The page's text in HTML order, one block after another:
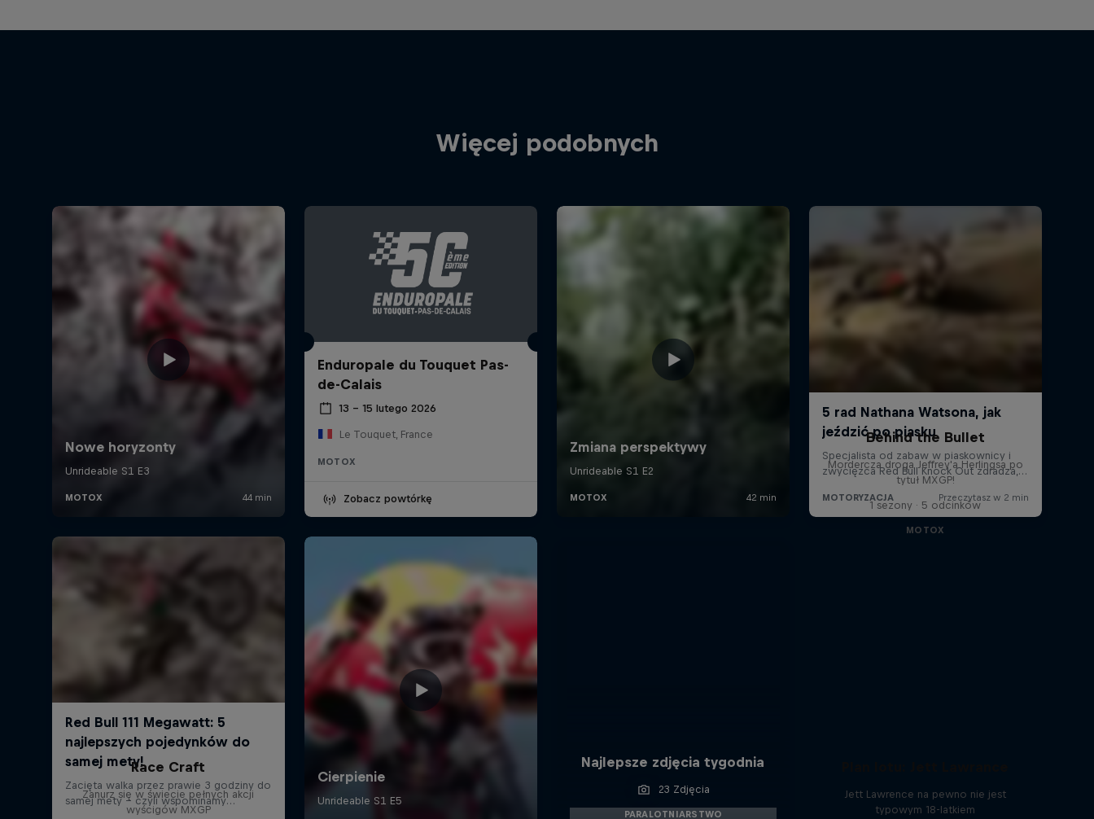
Więcej podobnych
Enduropale du Touquet Pas-
de-Calais
13 – 15 lutego 2026
Le Touquet, France
MOTOX
Zobacz powtórkę
Najlepsze zdjęcia tygodnia
23 Zdjęcia
PARALOTNIARSTWO
Behind the Bullet
Mordercza droga Jeffrey'a Herlingsa po
tytuł MXGP!
1 sezony · 5 odcinków
MOTOX
Race Craft
Zanurz się w świecie pełnych akcji
wyścigów MXGP
Jett Lawrence na pewno nie jest
typowym 18-latkiem